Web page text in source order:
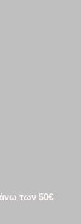
των 50€